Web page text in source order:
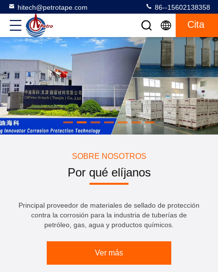
hitech@petrotape.com 86--15602138358
Cita
SOBRE NOSOTROS
Por qué elíjanos
Principal proveedor de materiales de sellado de protección
contra la corrosión para la industria de tuberías de
petróleo, gas, agua y productos químicos.
Ver más